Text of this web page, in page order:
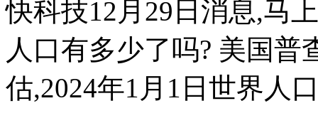
快科技12月29日消息,马
人口有多少了吗? 美国普
估,2024年1月1日世界人